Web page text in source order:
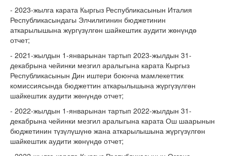
- 2023-жылга карата Кыргыз Республикасынын Италия
Республикасындагы Элчилигинин бюджетинин
аткарылышына жүргүзүлгөн шайкештик аудити жөнүндө
отчет;
- 2021-жылдын 1-январынан тартып 2023-жылдын 31-
декабрына чейинки мезгил аралыгына карата Кыргыз
Республикасынын Дин иштери боюнча мамлекеттик
комиссиясында бюджеттин аткарылышына жүргүзүлгөн
шайкештик аудити жөнүндө отчет;
- 2022-жылдын 1-январынан тартып 2022-жылдын 31-
декабрына чейинки мезгил аралыгына карата Ош шаарынын
бюджетинин түзүлүшүнө жана аткарылышына жүргүзүлгөн
шайкештик аудити жөнүндө отчет;